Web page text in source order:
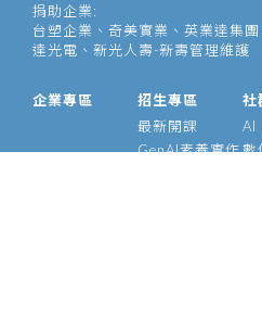
捐助企業:
台塑企業、奇美實業、英業達集
達光電、新光人壽-新壽管理維護
企業專區
招生專區
最新開課
GenAI素養實作
社
AI
數